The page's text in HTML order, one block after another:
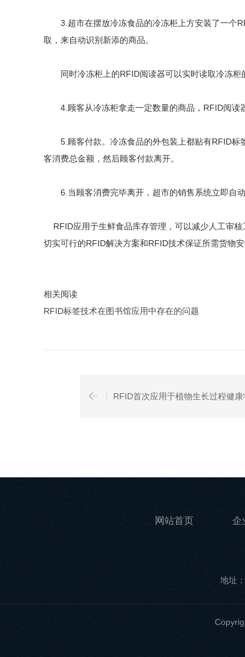
3.超市在摆放冷冻食品的冷冻柜上方安装了一个
取，来自动识别新添的商品。
同时冷冻柜上的RFID阅读器可以实时读取冷冻柜
4.顾客从冷冻柜拿走一定数量的商品，RFID阅读
5.顾客付款。冷冻食品的外包装上都贴有RFID标
客消费总金额，然后顾客付款离开。
6.当顾客消费完毕离开，超市的销售系统立即自动
RFID应用于生鲜食品库存管理，可以减少人工审核
切实可行的RFID解决方案和RFID技术保证所需货物
相关阅读
RFID标签技术在图书馆应用中存在的问题
RFID首次应用于植物生长过程健
网站首页 企
地址